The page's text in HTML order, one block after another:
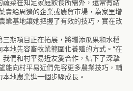
菜在知足家庭飲食所需外，還常有結
賣給周邊的企業或農貿市場，為家里增
業基地讓她把握了有效的技巧，實在改
期項目正在拓展，將增添瓜果和水稻
地先容畜牧業範圍化養殖的方式。“在
們和村平易近友愛合作，結下了深摯
能向村平易近們先容更多農業技巧，輔
地農業進一個步驟成長。